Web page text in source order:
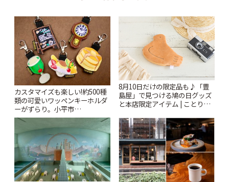
カスタマイズも楽しい!約500種
類の可愛いワッペンキーホルダ
ーがずらり。小平市
「Kimamaya T&K」 | ことりっ
8月10日だけの限定品も♪「豊
島屋」で見つける鳩の日グッズ
と本店限定アイテム | ことりっ